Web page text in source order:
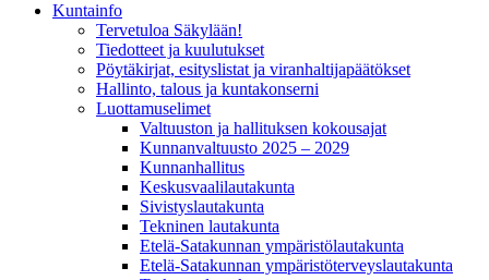
Kunta­info
Tervetuloa Säkylään!
Tiedotteet ja kuulutukset
Pöytäkirjat, esityslistat ja viranhaltijapäätökset
Hallinto, talous ja kuntakonserni
Luottamuselimet
Valtuuston ja hallituksen kokousajat
Kunnanvaltuusto 2025 – 2029
Kunnanhallitus
Keskusvaalilautakunta
Sivistyslautakunta
Tekninen lautakunta
Etelä-Satakunnan ympäristölautakunta
Etelä-Satakunnan ympäristöterveyslautakunta